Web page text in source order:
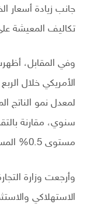
تكاليف المعيشة
وفي المقابل،
الأمريكي خلال
مستوى 0.5% المسجل في الربع الرابع من العام الماضي.
وأرجعت وزارة
الاستهلاكي